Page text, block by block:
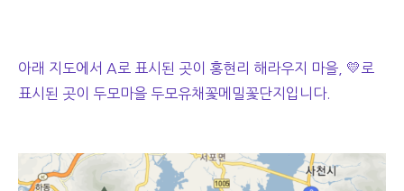
아래 지도에서 A로 표시된 곳이 홍현리 해라우지 마을, 💛로
표시된 곳이 두모마을 두모유채꽃메밀꽃단지입니다.